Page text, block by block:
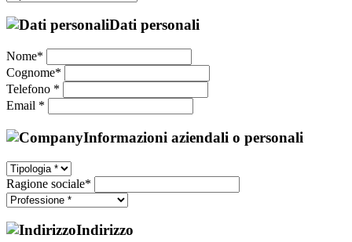
Dati personali
Nome*
Cognome*
Telefono *
Email *
Informazioni aziendali o personali
Ragione sociale*
Indirizzo